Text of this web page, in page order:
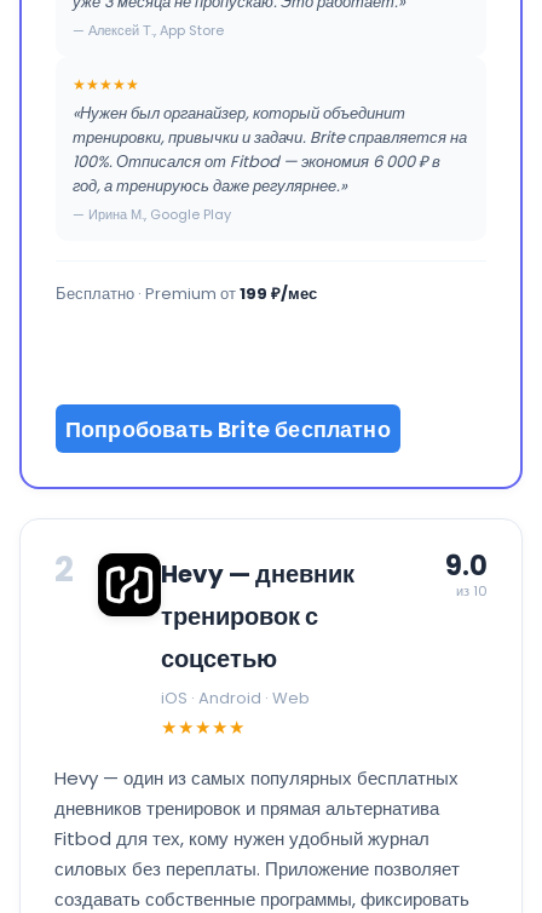
— Алексей Т., App Store
★★★★★
«Нужен был органайзер, который объединит
тренировки, привычки и задачи. Brite справляется на
100%. Отписался от Fitbod — экономия 6 000 ₽ в
год, а тренируюсь даже регулярнее.»
— Ирина М., Google Play
Бесплатно · Premium от199 ₽/мес
Попробовать Brite бесплатно
2
Hevy — дневник
тренировок с
соцсетью
iOS · Android · Web
★★★★★
9.0
из 10
Hevy — один из самых популярных бесплатных
дневников тренировок и прямая альтернатива
Fitbod для тех, кому нужен удобный журнал
силовых без переплаты. Приложение позволяет
создавать собственные программы, фиксировать